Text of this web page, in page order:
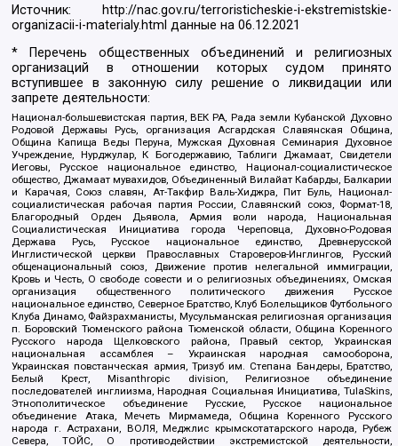
Источник:
http://nac.gov.ru/terroristicheskie-i-ekstremistskie-
organizacii-i-materialy.html данные на06.12.2021
* Перечень общественных объединений и религиозных
организаций в отношении которых судом принято
вступившее в законную силу решение о ликвидации или
запрете деятельности:
Национал-большевистская партия, ВЕК РА, Рада земли Кубанской Духовно
Родовой Державы Русь, организация Асгардская Славянская Община,
Община Капища Веды Перуна, Мужская Духовная Семинария Духовное
Учреждение, Нурджулар, К Богодержавию, Таблиги Джамаат, Свидетели
Иеговы, Русское национальное единство, Национал-социалистическое
общество, Джамаат мувахидов, Объединенный Вилайат Кабарды, Балкарии
и Карачая, Союз славян, Ат-Такфир Валь-Хиджра, Пит Буль, Национал-
социалистическая рабочая партия России, Славянский союз, Формат-18,
Благородный Орден Дьявола, Армия воли народа, Национальная
Социалистическая Инициатива города Череповца, Духовно-Родовая
Держава Русь, Русское национальное единство, Древнерусской
Инглистической церкви Православных Староверов-Инглингов, Русский
общенациональный союз, Движение против нелегальной иммиграции,
Кровь и Честь, О свободе совести и о религиозных объединениях, Омская
организация общественного политического движения Русское
национальное единство, Северное Братство, Клуб Болельщиков Футбольного
Клуба Динамо, Файзрахманисты, Мусульманская религиозная организация
п. Боровский Тюменского района Тюменской области, Община Коренного
Русского народа Щелковского района, Правый сектор, Украинская
национальная ассамблея – Украинская народная самооборона,
Украинская повстанческая армия, Тризуб им. Степана Бандеры, Братство,
Белый Крест, Misanthropic division, Религиозное объединение
последователей инглиизма, Народная Социальная Инициатива, TulaSkins,
Этнополитическое объединение Русские, Русское национальное
объединение Атака, Мечеть Мирмамеда, Община Коренного Русского
народа г. Астрахани, ВОЛЯ, Меджлис крымскотатарского народа, Рубеж
Севера, ТОЙС, О противодействии экстремистской деятельности,